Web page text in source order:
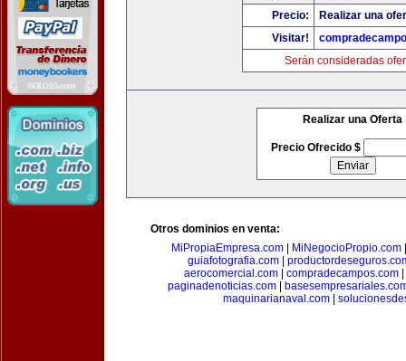
Precio:
Realizar una
Visitar!
Serán consideradas
Realizar una Oferta
Precio Ofrecido $
Otros dominios en venta:
MiPropiaEmpresa.com
MiNegocioPropio.com
guiafotografia.com
aerocomercial.com| compradecampos.com|
paginadenoticias.com
maquinarianaval.com|